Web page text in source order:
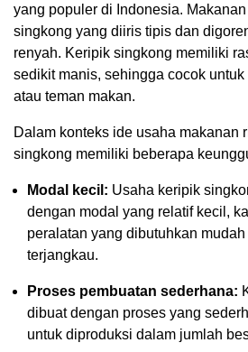
yang populer di Indonesia.
singkong yang diiris tipis dan
renyah. Keripik singkong memiliki
sedikit manis, sehingga cocok
atau teman makan.
Dalam konteks ide usaha makanan
singkong memiliki beberapa
Modal kecil: Usaha keripik
dengan modal yang relatif kecil,
peralatan yang dibutuhkan
terjangkau.
Proses pembuatan sederhana:
dibuat dengan proses yang
untuk diproduksi dalam jumlah